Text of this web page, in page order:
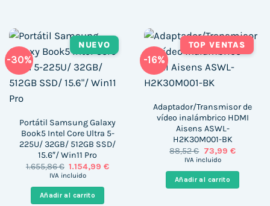
-30%
NUEVO
Portátil Samsung Galaxy
Book5 Intel Core Ultra 5-
225U/ 32GB/ 512GB SSD/
15.6″/ Win11 Pro
1.655,86€ El
precio
era:
1.655,86 €.
1.154,99€El
IVA incluido
Añadir al carrito
-16%
TOP VENTAS
Adaptador/Transmisor de
vídeo inalámbrico HDMI
Aisens ASWL-
H2K30M001-BK
88,52€ El
precio
era:
88,52 €.
73,99 €El
es:
IVA incluido
Añadir al carrito